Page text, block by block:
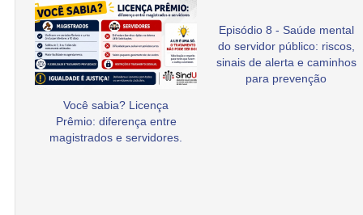
Você sabia? Licença
Prêmio: diferença entre
magistrados e servidores.
Episódio 8 - Saúde mental
do servidor público: riscos,
sinais de alerta e caminhos
para prevenção